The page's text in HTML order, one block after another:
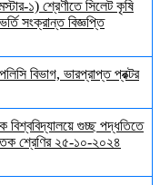
১) শ্রেণীতে সিলেট কৃষি
সংক্রান্ত বিজ্ঞপ্তি
বিভাগ, ভারপ্রাপ্ত প্রক্টর
বিশ্ববিদ্যালয়ে গুচ্ছ পদ্ধতিতে
শ্রেণির ২৫-১০-২০২৪